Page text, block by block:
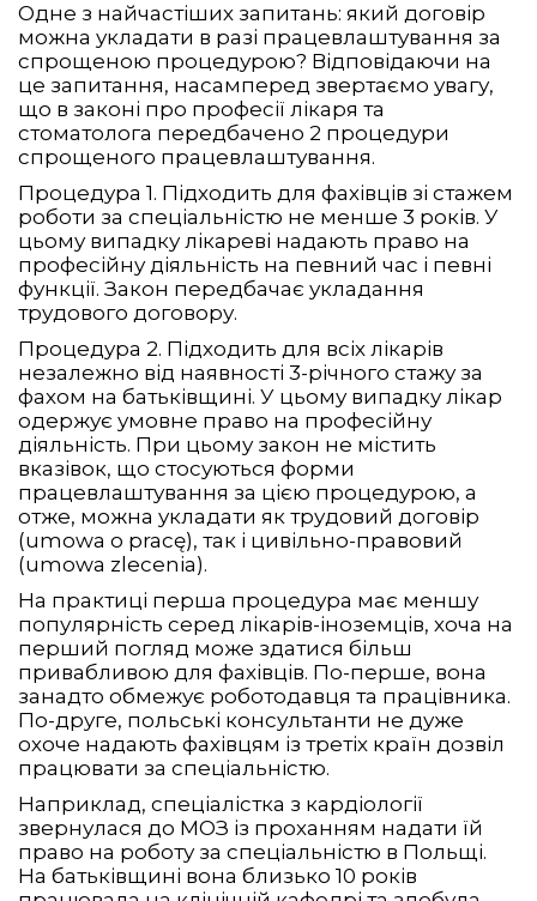
Одне з найчастіших запитань: який договір
можна укладати в разі працевлаштування за
спрощеною процедурою? Відповідаючи на
це запитання, насамперед звертаємо увагу,
що в законі про професії лікаря та
стоматолога передбачено 2 процедури
спрощеного працевлаштування.
Процедура 1. Підходить для фахівців зі стажем
роботи за спеціальністю не менше 3 років. У
цьому випадку лікареві надають право на
професійну діяльність на певний час і певні
функції. Закон передбачає укладання
трудового договору.
Процедура 2. Підходить для всіх лікарів
незалежно від наявності 3-річного стажу за
фахом на батьківщині. У цьому випадку лікар
одержує умовне право на професійну
діяльність. При цьому закон не містить
вказівок, що стосуються форми
працевлаштування за цією процедурою, а
отже, можна укладати як трудовий договір
(umowa o pracę), так і цивільно-правовий
(umowa zlecenia).
На практиці перша процедура має меншу
популярність серед лікарів-іноземців, хоча на
перший погляд може здатися більш
привабливою для фахівців. По-перше, вона
занадто обмежує роботодавця та працівника.
По-друге, польські консультанти не дуже
охоче надають фахівцям із третіх країн дозвіл
працювати за спеціальністю.
Наприклад, спеціалістка з кардіології
звернулася до МОЗ із проханням надати їй
право на роботу за спеціальністю в Польщі.
На батьківщині вона близько 10 років